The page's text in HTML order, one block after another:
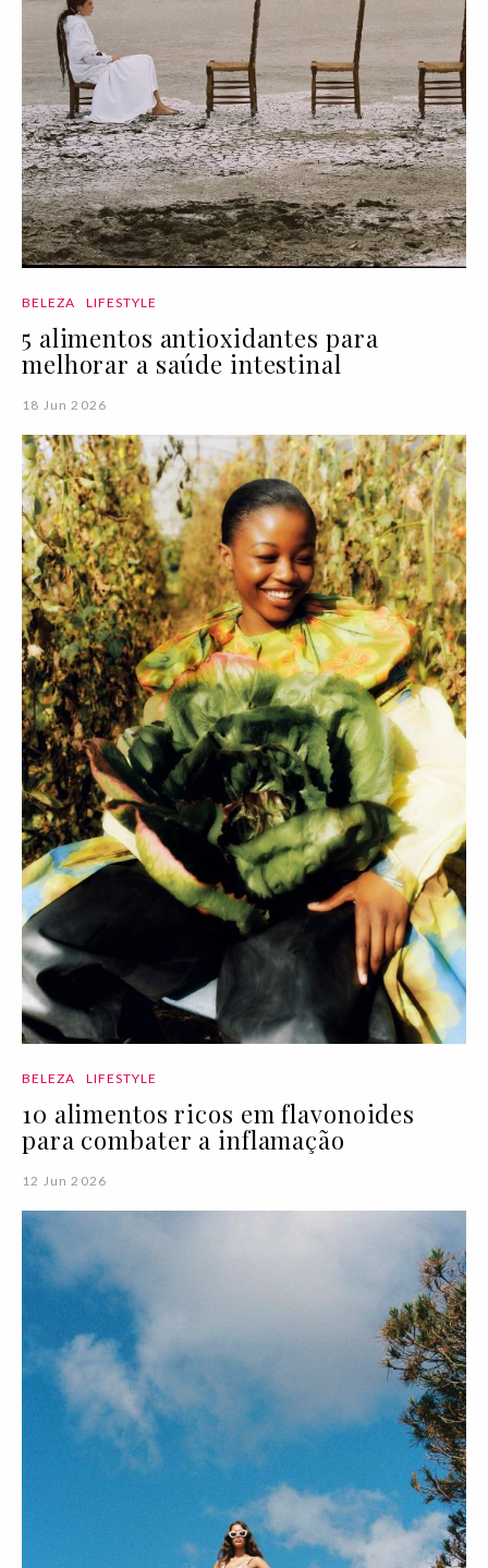
BELEZA LIFESTYLE
5 alimentos antioxidantes para
melhorar a saúde intestinal
18 Jun 2026
BELEZA LIFESTYLE
10 alimentos ricos em flavonoides
para combater a inflamação
12 Jun 2026